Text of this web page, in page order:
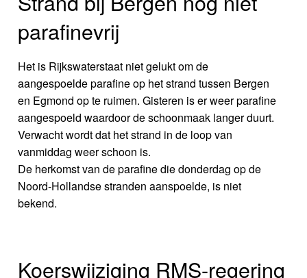
parafinevrij
Het is Rijkswaterstaat niet gelukt om de
aangespoelde parafine op het strand tussen Bergen
en Egmond op te ruimen. Gisteren is er weer parafine
aangespoeld waardoor de schoonmaak langer duurt.
Verwacht wordt dat het strand in de loop van
vanmiddag weer schoon is.
De herkomst van de parafine die donderdag op de
Noord-Hollandse stranden aanspoelde, is niet
bekend.
Koerswijziging RMS-regering